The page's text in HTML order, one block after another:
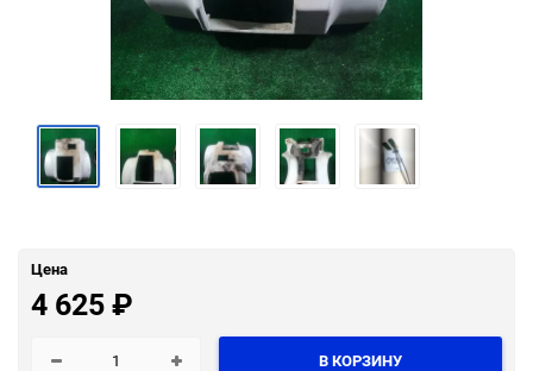
Цена
4 625₽
В КОРЗИНУ